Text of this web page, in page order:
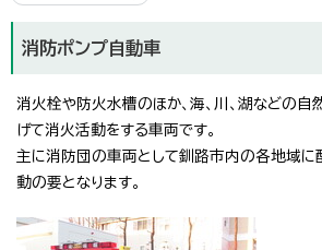
消防ポンプ自動車
消火栓や防火水槽のほか、海、川、湖などの
げて消火活動をする車両です。
主に消防団の車両として釧路市内の各地域に
動の要となります。